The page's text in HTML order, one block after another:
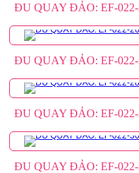
ĐU QUAY ĐẢO: EF-022-
ĐU QUAY ĐẢO: EF-022-
ĐU QUAY ĐẢO: EF-022-
ĐU QUAY ĐẢO: EF-022-